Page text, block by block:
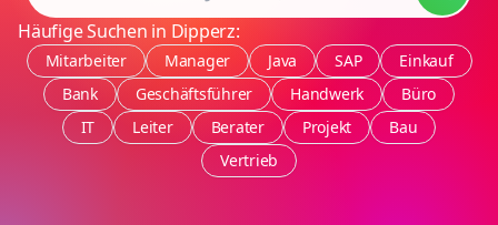
Häufige Suchen in Dipperz:
Mitarbeiter Manager Java SAP
Einkauf
Bank
Geschäftsführer Handwerk
Büro
IT
Leiter Berater Projekt
Bau
Vertrieb